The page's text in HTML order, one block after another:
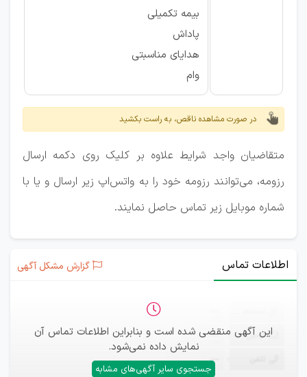
بیمه تکمیلی
پاداش
هدایای مناسبتی
وام
در صورت مشاهده ناقص، به راست بکشید
متقاضیان واجد شرایط علاوه بر کلیک روی دکمه ارسال
رزومه، می‌توانند رزومه خود را به واتس‌اپ زیر ارسال و یا با
شماره موبایل زیر تماس حاصل نمایند.
اطلاعات تماس گزارش مشکل آگهی
این آگهی منقضی شده است و بنابراین اطلاعات تماس آن
نمایش داده نمی‌شود.
جستجوی سایر آگهی‌های مشابه
ایمیل —
—